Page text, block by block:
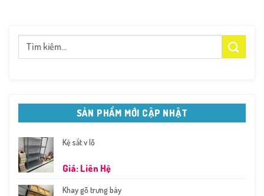
Tìm
SẢN PHẨM MỚI CẬP NHẬT
Kệ sắt v lỗ
Giá: Liên Hệ
Khay gỗ trưng bày